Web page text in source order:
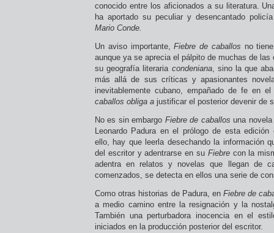
conocido entre los aficionados a su literatura.
ha aportado su peculiar y desencantado
Mario Conde.
Un aviso importante,Fiebre de caballos no
aunque ya se aprecia el pálpito de muchas de
su geografía literaria condeniana, sino la que
más allá de sus críticas y apasionantes
inevitablemente cubano, empañado de fe en
caballos obliga a justificar el posterior devenir de
No es sin embargo Fiebre de caballos una
Leonardo Padura en el prólogo de esta edición
ello, hay que leerla desechando la información
del escritor y adentrarse en suFiebrecon la
adentra en relatos y novelas que llegan de
comenzados, se detecta en ellos una serie de
Como otras historias de Padura, en Fiebre de
a medio camino entre la resignación y la
También una perturbadora inocencia en el
iniciados en la producción posterior del escritor.